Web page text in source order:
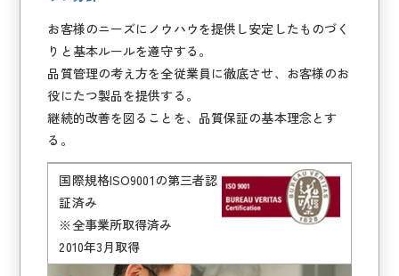
お客様のニーズにノウハウを提供し安定したものづく
りと基本ルールを遵守する。
品質管理の考え方を全従業員に徹底させ、お客様のお
役にたつ製品を提供する。
継続的改善を図ることを、品質保証の基本理念とす
る。
国際規格ISO9001の第三者認
証済み
※全事業所取得済み
2010年3月取得